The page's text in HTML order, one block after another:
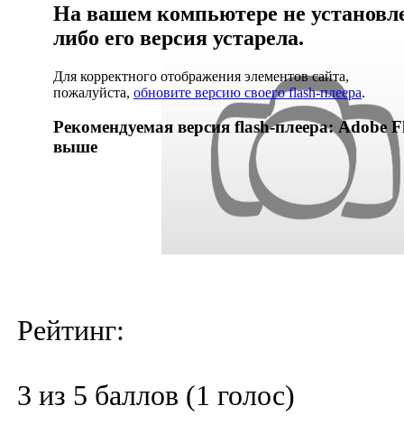
На вашем компьютере не
либо его версия устарела.
Для корректного отображения элементов сайта,
пожалуйста, обновите версию своего flash-плеера.
Рекомендуемая версия flash-плеера: Adobe
выше
Рейтинг:
3 из 5 баллов (1 голос)